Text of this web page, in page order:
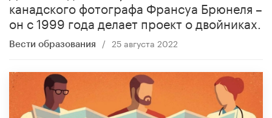
канадского фотографа Франсуа Брюнеля –
он с 1999 года делает проект о двойниках.
Вести образования / 25 августа 2022